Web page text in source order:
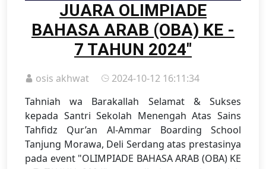
JUARA OLIMPIADE
BAHASA ARAB (OBA) KE -
7 TAHUN 2024"
osis akhwat
2024-10-12 16:11:34
Tahniah wa Barakallah Selamat & Sukses
kepada Santri Sekolah Menengah Atas Sains
Tahfidz Qur’an Al-Ammar Boarding School
Tanjung Morawa, Deli Serdang atas prestasinya
pada event "OLIMPIADE BAHASA ARAB (OBA) KE